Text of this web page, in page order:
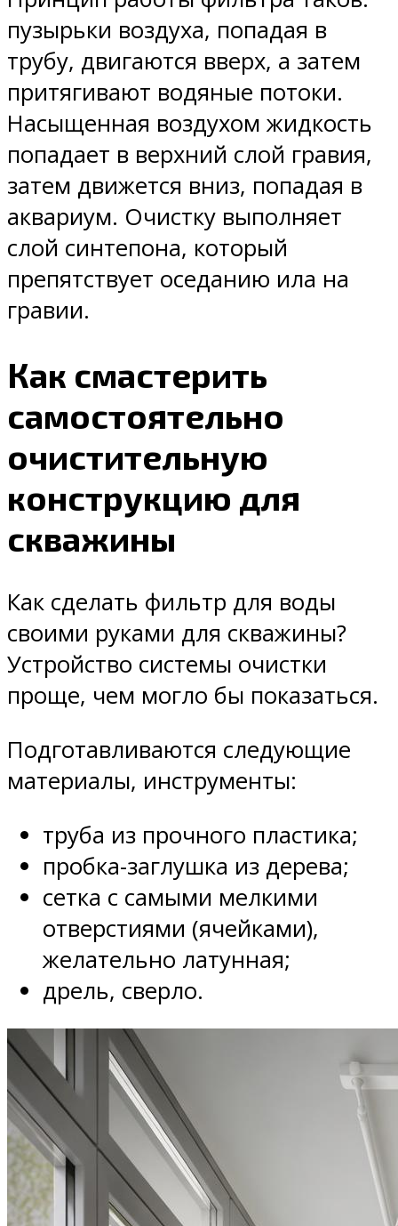
пузырьки воздуха, попадая в
трубу, двигаются вверх, а затем
притягивают водяные потоки.
Насыщенная воздухом жидкость
попадает в верхний слой гравия,
затем движется вниз, попадая в
аквариум. Очистку выполняет
слой синтепона, который
препятствует оседанию ила на
гравии.
Как смастерить
самостоятельно
очистительную
конструкцию для
скважины
Как сделать фильтр для воды
своими руками для скважины?
Устройство системы очистки
проще, чем могло бы показаться.
Подготавливаются следующие
материалы, инструменты:
труба из прочного пластика;
пробка-заглушка из дерева;
сетка с самыми мелкими
отверстиями (ячейками),
желательно латунная;
дрель, сверло.